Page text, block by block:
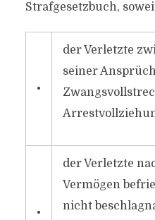
Strafgesetzbuch,
•
der Verletzte
seiner
•
der Verletzte
Vermögen
nicht